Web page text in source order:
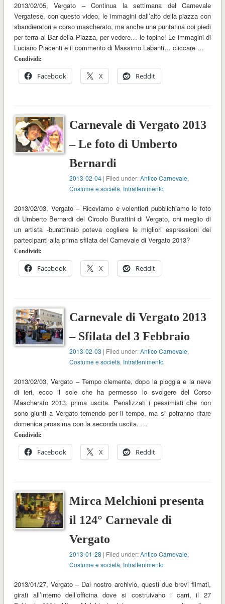
2013/02/05, Vergato – Continua la settimana del Carnevale
Vergatese, con questo video, le immagini dall’alto della piazza con
sbandieratori e corso mascherato, ma anche una puntatina coi piedi
per terra al Bar della Piazza, per vedere… le topine! Le immagini di
Luciano Piacenti e il commento di Massimo Labanti… cliccare …
Condividi:
Facebook X Reddit
Carnevale di Vergato 2013
– Le foto di Umberto
Bernardi
2013-02-04 | Filed under:Antico Carnevale,
Costume e società, Intrattenimento
2013/02/03, Vergato – Riceviamo e volentieri pubblichiamo le foto
di Umberto Bernardi del Circolo Burattini di Vergato, chi meglio di
un artista -burattinaio poteva cogliere le migliori espressioni dei
partecipanti alla prima sfilata del Carnevale di Vergato 2013?
Condividi:
Facebook X Reddit
Carnevale di Vergato 2013
– Sfilata del 3 Febbraio
2013-02-03 | Filed under:Antico Carnevale,
Costume e società, Intrattenimento
2013/02/03, Vergato – Tempo clemente, dopo la pioggia e la neve
di ieri, ecco il sole che ha permesso lo svolgere del Corso
Mascherato 2013, prima uscita. Penalizzati i pessimisti che non
sono giunti a Vergato temendo per il tempo, ma si potranno rifare
domenica prossima con la seconda uscita. …
Condividi:
Facebook X Reddit
Mirca Melchioni presenta
il 124° Carnevale di
Vergato
2013-01-28 | Filed under:Antico Carnevale,
Costume e società, Intrattenimento
2013/01/27, Vergato – Dal nostro archivio, questi due brevi filmati,
girati all’interno dell’officina dove si costruivano i carri, il 27